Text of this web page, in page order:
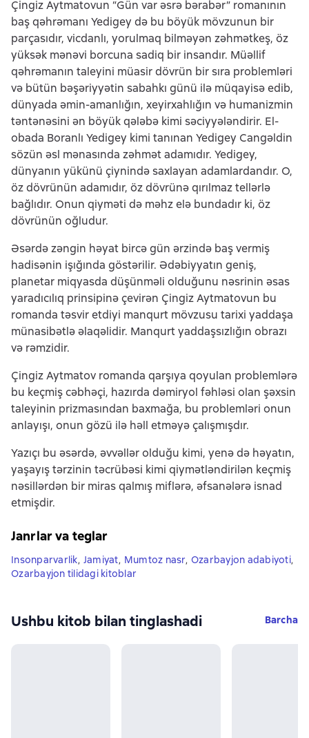
Çingiz Aytmatovun “Gün var əsrə bərabər” romanının
baş qəhrəmanı Yedigey də bu böyük mövzunun bir
parçasıdır, vicdanlı, yorulmaq bilməyən zəhmətkeş, öz
yüksək mənəvi borcuna sadiq bir insandır. Müəllif
qəhrəmanın taleyini müasir dövrün bir sıra problemləri
və bütün bəşəriyyətin sabahkı günü ilə müqayisə edib,
dünyada əmin-amanlığın, xeyirxahlığın və humanizmin
təntənəsini ən böyük qələbə kimi səciyyələndirir. El-
obada Boranlı Yedigey kimi tanınan Yedigey Cangəldin
sözün əsl mənasında zəhmət adamıdır. Yedigey,
dünyanın yükünü çiynində saxlayan adamlardandır. O,
öz dövrünün adamıdır, öz dövrünə qırılmaz tellərlə
bağlıdır. Onun qiyməti də məhz elə bundadır ki, öz
dövrünün oğludur.
Əsərdə zəngin həyat bircə gün ərzində baş vermiş
hadisənin işığında göstərilir. Ədəbiyyatın geniş,
planetar miqyasda düşünməli olduğunu nəsrinin əsas
yaradıcılıq prinsipinə çevirən Çingiz Aytmatovun bu
romanda təsvir etdiyi manqurt mövzusu tarixi yaddaşa
münasibətlə əlaqəlidir. Manqurt yaddaşsızlığın obrazı
və rəmzidir.
Çingiz Aytmatov romanda qarşıya qoyulan problemlərə
bu keçmiş cəbhəçi, hazırda dəmiryol fəhləsi olan şəxsin
taleyinin prizmasından baxmağa, bu problemləri onun
anlayışı, onun gözü ilə həll etməyə çalışmışdır.
Yazıçı bu əsərdə, əvvəllər olduğu kimi, yenə də həyatın,
yaşayış tərzinin təcrübəsi kimi qiymətləndirilən keçmiş
nəsillərdən bir miras qalmış miflərə, əfsanələrə isnad
etmişdir.
Janrlar va teglar
Insonparvarlik, Jamiyat, Mumtoz nasr, Ozarbayjon adabiyoti,
Ozarbayjon tilidagi kitoblar
Ushbu kitob bilan tinglashadi Barcha